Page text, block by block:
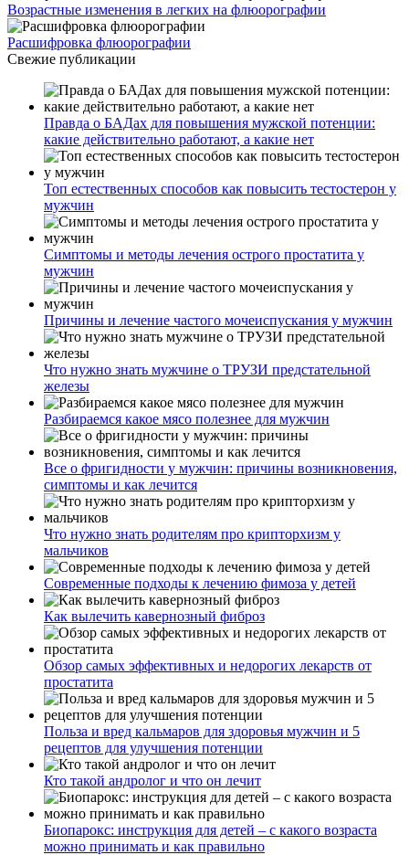
Возрастные изменения в легких на флюорографии
Расшифровка флюорографии
Свежие публикации
Правда о БАДах для повышения мужской потенции:
какие действительно работают, а какие нет
Топ естественных способов как повысить тестостерон у
мужчин
Симптомы и методы лечения острого простатита у
мужчин
Причины и лечение частого мочеиспускания у мужчин
Что нужно знать мужчине о ТРУЗИ предстательной
железы
Разбираемся какое мясо полезнее для мужчин
Все о фригидности у мужчин: причины возникновения,
симптомы и как лечится
Что нужно знать родителям про крипторхизм у
мальчиков
Современные подходы к лечению фимоза у детей
Как вылечить кавернозный фиброз
Обзор самых эффективных и недорогих лекарств от
простатита
Польза и вред кальмаров для здоровья мужчин и 5
рецептов для улучшения потенции
Кто такой андролог и что он лечит
Биопарокс: инструкция для детей – с какого возраста
можно принимать и как правильно